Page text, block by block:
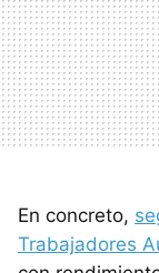
En concreto,
Trabajadores